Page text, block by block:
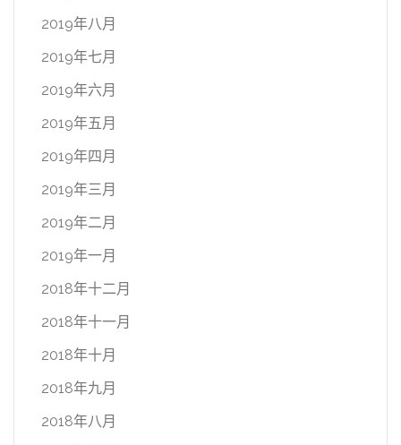
2019年八月
2019年七月
2019年六月
2019年五月
2019年四月
2019年三月
2019年二月
2019年一月
2018年十二月
2018年十一月
2018年十月
2018年九月
2018年八月